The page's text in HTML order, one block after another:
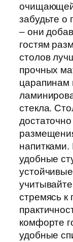
забудьте о
– они
гостям
столов
прочных
царапинам
стекла.
удобные
стремясь к
комфорте
удобные